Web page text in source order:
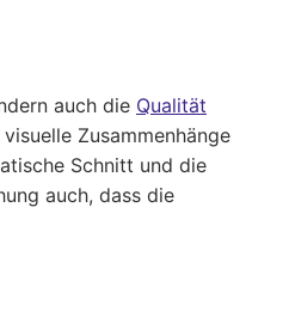
auch die Qualität
Zusammenhänge
Schnitt und die
auch, dass die